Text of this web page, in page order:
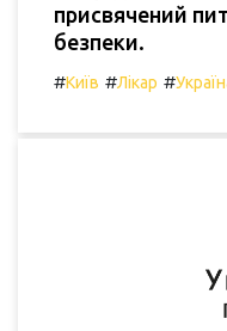
присвячений
безпеки.
#Київ #Лікар #